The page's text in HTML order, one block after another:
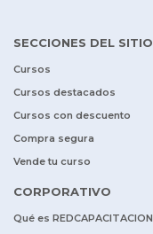
SECCIONES DEL SITIO
Cursos
Cursos destacados
Cursos con descuento
Compra segura
Vende tu curso
CORPORATIVO
Qué es REDCAPACITACION